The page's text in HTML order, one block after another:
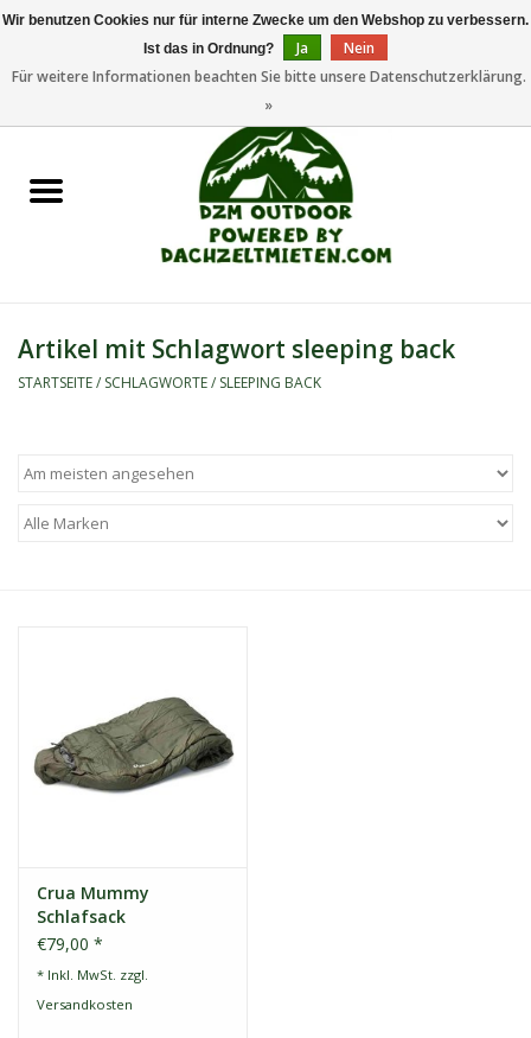
Dachzeltanhänger
Camping/Outdoor
Marken
Artikel mit Schlagwort sleeping back
STARTSEITE/ SCHLAGWORTE/ SLEEPING BACK
Crua Mummy
Schlafsack
€79,00 *
* Inkl. MwSt. zzgl.
Versandkosten
Wir benutzen Cookies nur für interne Zwecke um den Webshop zu verbessern.
Ist das in Ordnung?
Ja
Nein
Für weitere Informationen beachten Sie bitte unsere Datenschutzerklärung.
»